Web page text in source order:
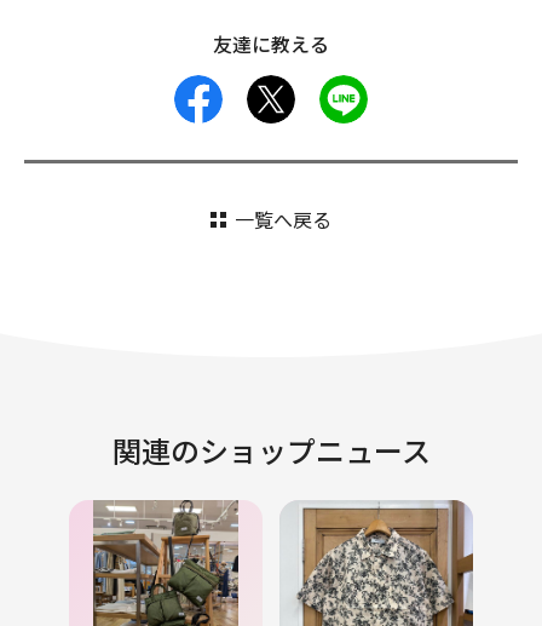
友達に教える
facebook
一覧へ戻る
関連のショップニュース